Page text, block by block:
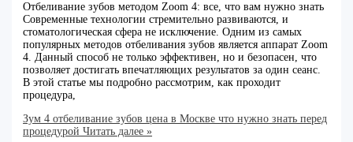
Отбеливание зубов методом Zoom 4: все, что вам нужно знать
Современные технологии стремительно развиваются, и
стоматологическая сфера не исключение. Одним из самых
популярных методов отбеливания зубов является аппарат Zoom
4. Данный способ не только эффективен, но и безопасен, что
позволяет достигать впечатляющих результатов за один сеанс.
В этой статье мы подробно рассмотрим, как проходит
процедура,
Зум 4 отбеливание зубов цена в Москве что нужно знать перед
процедурой Читать далее »